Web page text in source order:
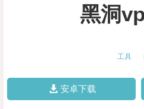
黑洞
工具
安卓下载